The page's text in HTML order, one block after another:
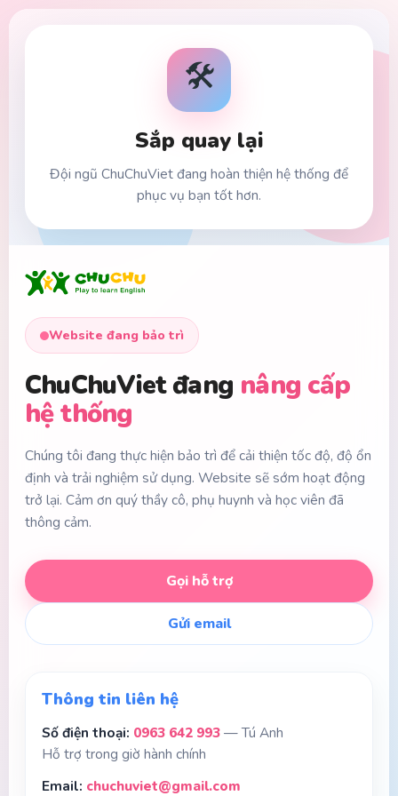
Website đang bảo trì
ChuChuViet đang nâng cấp
hệ thống
Chúng tôi đang thực hiện bảo trì để cải thiện tốc độ, độ ổn
định và trải nghiệm sử dụng. Website sẽ sớm hoạt động
trở lại. Cảm ơn quý thầy cô, phụ huynh và học viên đã
thông cảm.
Gọi hỗ trợ
Gửi email
Thông tin liên hệ
Số điện thoại: 0963 642 993— Tú Anh
Hỗ trợ trong giờ hành chính
Email: chuchuviet@gmail.com
🛠️
Sắp quay lại
Đội ngũ ChuChuViet đang hoàn thiện hệ thống để
phục vụ bạn tốt hơn.